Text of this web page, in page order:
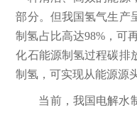
部分。但我国氢气生产
制氢占比高达98%，可
化石能源制氢过程碳排
制氢，可实现从能源源
当前，我国电解水